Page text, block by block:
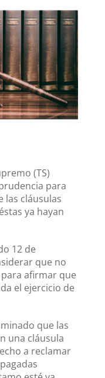
(TS)
para
las cláusulas
ya hayan
12 de
que no
afirmar que
el ejercicio de
que las
una cláusula
a reclamar